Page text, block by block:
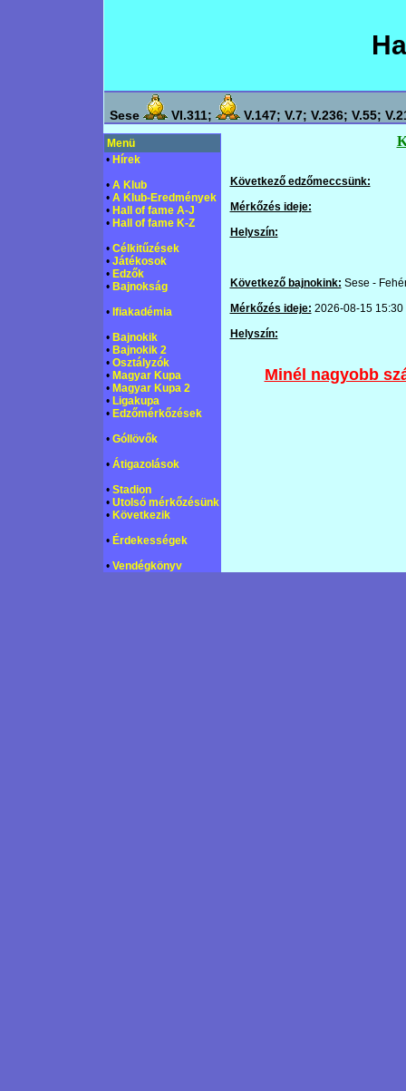
Sese VI.311; V.147; V.7; V.236; V.55;
Menü
• Hírek
• A Klub
• A Klub-Eredmények
• Hall of fame A-J
• Hall of fame K-Z
• Célkitűzések
• Játékosok
• Edzők
• Bajnokság
• Ifiakadémia
• Bajnokik
• Bajnokik 2
• Osztályzók
• Magyar Kupa
• Magyar Kupa 2
• Ligakupa
• Edzőmérkőzések
• Góllövők
• Átigazolások
• Stadion
• Utolsó mérkőzésünk
• Következik
• Érdekességek
• Vendégkönyv
Következő edzőmeccsünk:
Mérkőzés ideje:
Helyszín:
Következő bajnokink: Sese -
Mérkőzés ideje: 2026-08-15 15:30
Helyszín:
Minél nagyobb